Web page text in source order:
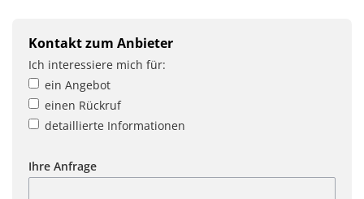
Kontakt zum Anbieter
Ich interessiere mich für:
ein Angebot
einen Rückruf
detaillierte Informationen
Ihre Anfrage